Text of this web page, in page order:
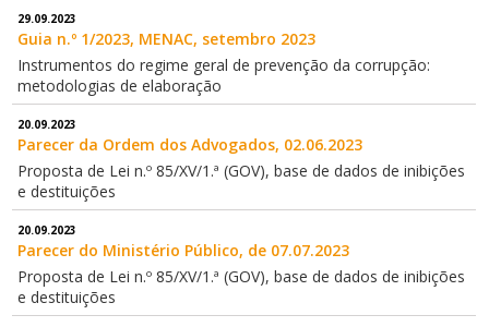
29.09.2023
Guia n.º 1/2023, MENAC, setembro 2023
Instrumentos do regime geral de prevenção da corrupção:
metodologias de elaboração
20.09.2023
Parecer da Ordem dos Advogados, 02.06.2023
Proposta de Lei n.º 85/XV/1.ª (GOV), base de dados de inibições
e destituições
20.09.2023
Parecer do Ministério Público, de 07.07.2023
Proposta de Lei n.º 85/XV/1.ª (GOV), base de dados de inibições
e destituições